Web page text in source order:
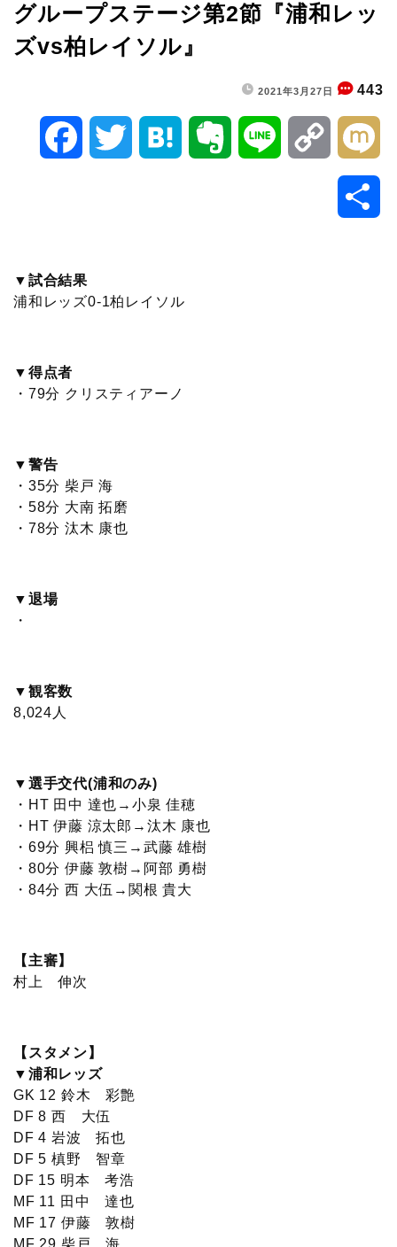
グループステージ第2節『浦和レッ
ズvs柏レイソル』
2021年3月27日 443
b
o
t
r
n
o
▼試合結果
浦和レッズ0-1柏レイソル
▼得点者
・79分 クリスティアーノ
▼警告
・35分 柴戸 海
・58分 大南 拓磨
・78分 汰木 康也
▼退場
・
▼観客数
8,024人
▼選手交代(浦和のみ)
・HT 田中 達也→小泉 佳穂
・HT 伊藤 涼太郎→汰木 康也
・69分 興梠 慎三→武藤 雄樹
・80分 伊藤 敦樹→阿部 勇樹
・84分 西 大伍→関根 貴大
【主審】
村上 伸次
【スタメン】
▼浦和レッズ
GK 12 鈴木 彩艶
DF 8 西 大伍
DF 4 岩波 拓也
DF 5 槙野 智章
DF 15 明本 考浩
MF 11 田中 達也
MF 17 伊藤 敦樹
MF 29 柴戸 海